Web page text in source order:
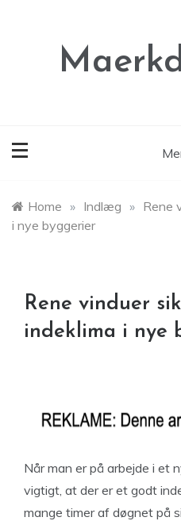
Home » Indlæg » Rene
i nye byggerier
Rene vinduer
indeklima i nye
Når man er på arbejde i et
vigtigt, at der er et godt
mange timer af døgnet på